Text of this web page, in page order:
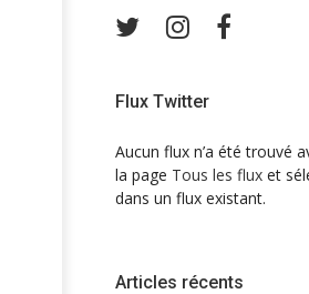
TwitterInstagram
Flux Twitter
Aucun flux n’a été trouvé
la page Tous les flux et
dans un flux existant.
Articles récents